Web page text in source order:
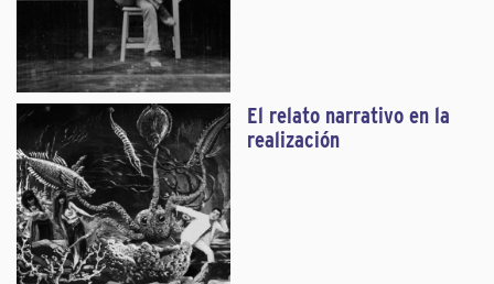
El relato narrativo en la
realización